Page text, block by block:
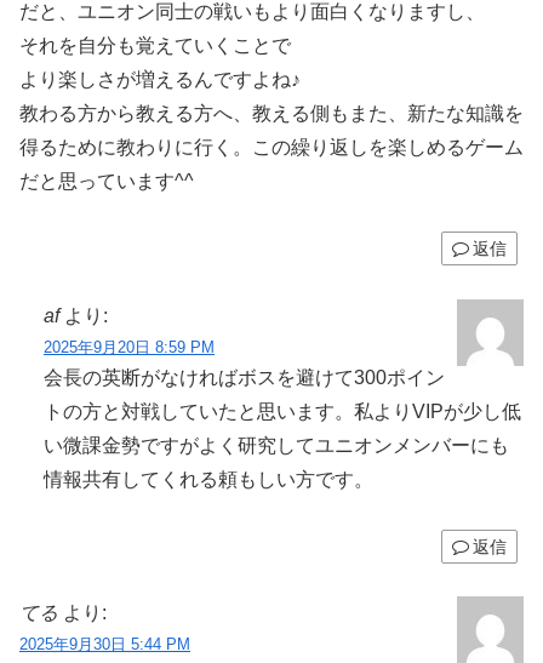
だと、ユニオン同士の戦いもより面白くなりますし、
それを自分も覚えていくことで
より楽しさが増えるんですよね♪
教わる方から教える方へ、教える側もまた、新たな知識を
得るために教わりに行く。この繰り返しを楽しめるゲーム
だと思っています^^
返信
af より:
2025年9月20日 8:59 PM
会長の英断がなければボスを避けて300ポイン
トの方と対戦していたと思います。私よりVIPが少し低
い微課金勢ですがよく研究してユニオンメンバーにも
情報共有してくれる頼もしい方です。
返信
てる より:
2025年9月30日 5:44 PM